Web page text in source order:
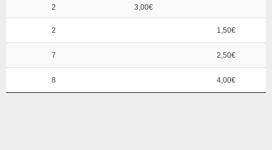
2 3,00€
2 1,50€
7 2,50€
8 4,00€